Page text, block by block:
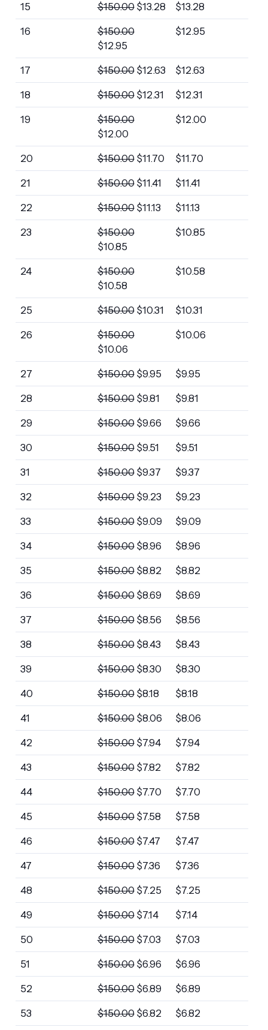
15 $150.00 $13.28 $13.28
16 $150.00
$12.95
$12.95
17 $150.00 $12.63 $12.63
18 $150.00 $12.31 $12.31
19 $150.00
$12.00
$12.00
20 $150.00 $11.70 $11.70
21 $150.00 $11.41 $11.41
22 $150.00 $11.13 $11.13
23 $150.00
$10.85
$10.85
24 $150.00
$10.58
$10.58
25 $150.00 $10.31 $10.31
26 $150.00
$10.06
$10.06
27 $150.00 $9.95 $9.95
28 $150.00 $9.81 $9.81
29 $150.00 $9.66 $9.66
30 $150.00 $9.51 $9.51
31 $150.00 $9.37 $9.37
32 $150.00 $9.23 $9.23
33 $150.00 $9.09 $9.09
34 $150.00 $8.96 $8.96
35 $150.00 $8.82 $8.82
36 $150.00 $8.69 $8.69
37 $150.00 $8.56 $8.56
38 $150.00 $8.43 $8.43
39 $150.00 $8.30 $8.30
40 $150.00 $8.18 $8.18
41 $150.00 $8.06 $8.06
42 $150.00 $7.94 $7.94
43 $150.00 $7.82 $7.82
44 $150.00 $7.70 $7.70
45 $150.00 $7.58 $7.58
46 $150.00 $7.47 $7.47
47 $150.00 $7.36 $7.36
48 $150.00 $7.25 $7.25
49 $150.00 $7.14 $7.14
50 $150.00 $7.03 $7.03
51 $150.00 $6.96 $6.96
52 $150.00 $6.89 $6.89
53 $150.00 $6.82 $6.82